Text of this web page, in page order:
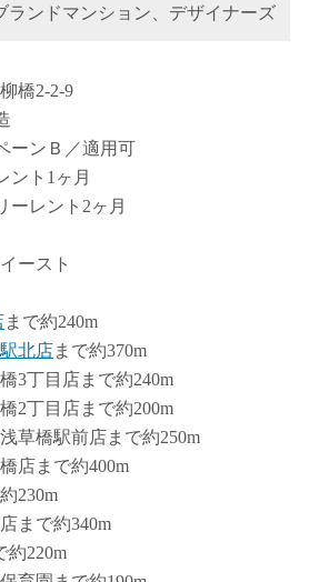
ランドマンション、デザイナーズ
橋2-2-9
ーンＢ／適用可
ント1ヶ月
ーレント2ヶ月
ースト
まで約240m
北店まで約370m
3丁目店まで約240m
2丁目店まで約200m
草橋駅前店まで約250m
店まで約400m
230m
まで約340m
約220m